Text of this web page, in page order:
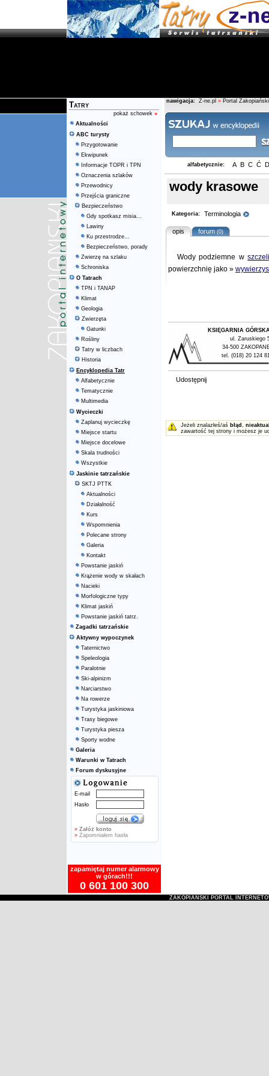
Tatry
pokaż schowek »
Aktualności
ABC turysty
Przygotowanie
Ekwipunek
Informacje TOPR i TPN
Oznaczenia szlaków
Przewodnicy
Przejścia graniczne
Bezpieczeństwo
Gdy spotkasz misia...
Lawiny
Ku przestrodze...
Bezpieczeństwo, porady
Zwierzę na szlaku
Schroniska
O Tatrach
TPN i TANAP
Klimat
Geologia
Zwierzęta
Gatunki
Rośliny
Tatry w liczbach
Historia
Encyklopedia Tatr
Alfabetycznie
Tematycznie
Multimedia
Wycieczki
Zaplanuj wycieczkę
Miejsce startu
Miejsce docelowe
Skala trudności
Wszystkie
Jaskinie tatrzańskie
SKTJ PTTK
Aktualności
Działalność
Kurs
Wspomnienia
Polecane strony
Galeria
Kontakt
Powstanie jaskiń
Krążenie wody w skałach
Nacieki
Morfologiczne typy
Klimat jaskiń
Powstanie jaskiń tatrz.
Zagadki tatrzańskie
Aktywny wypoczynek
Taternictwo
Speleologia
Paralotnie
Ski-alpinizm
Narciarstwo
Na rowerze
Turystyka jaskiniowa
Trasy biegowe
Turystyka piesza
Sporty wodne
Galeria
Warunki w Tatrach
Forum dyskusyjne
E-mail
Hasło
» Załóż konto
»Zapomniałem hasła
zapamiętaj numer alarmowy
w górach!!!
0 601 100 300
nawigacja: Z-ne.pl » Portal Zakopiański
alfabetycznie: A B C Ć D
wody krasowe
Kategoria: Terminologia
opis forum(0)
Wody podziemne w
powierzchnię jako »
KSIĘGARNIA
ul. Zaruskiego
34-500
tel. (018) 20 124
Udostępnij
Jeżeli znalazłeś/aś błąd ,
zawartość tej strony i możesz je
ZAKOPIAŃSKI PORTAL